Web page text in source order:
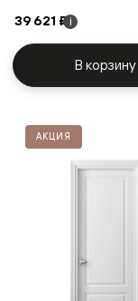
39 621 ₽ i
В корзину
АКЦИЯ